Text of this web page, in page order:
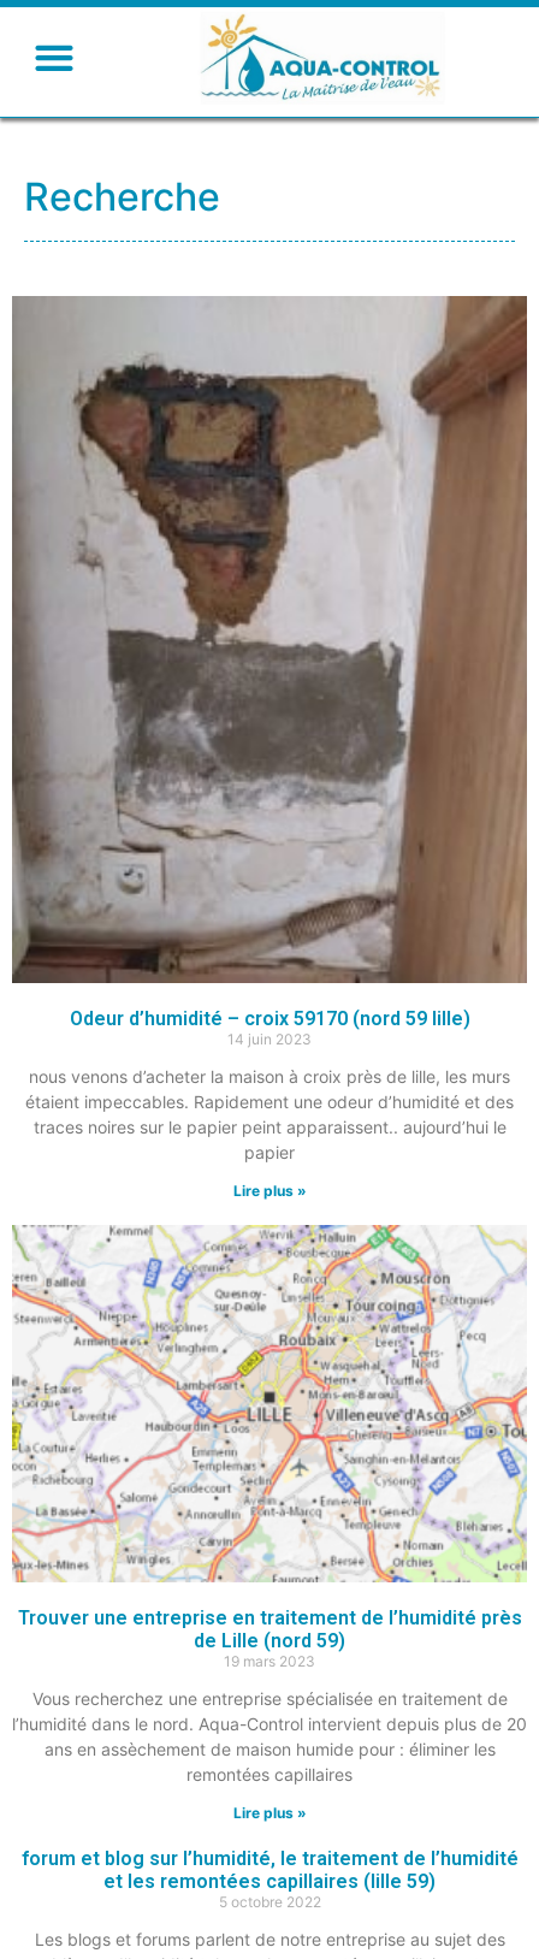
Recherche
Odeur d’humidité – croix 59170 (nord 59 lille)
14 juin 2023
nous venons d’acheter la maison à croix près de lille, les murs
étaient impeccables. Rapidement une odeur d’humidité et des
traces noires sur le papier peint apparaissent.. aujourd’hui le
papier
Lire plus »
Trouver une entreprise en traitement de l’humidité près
de Lille (nord 59)
19 mars 2023
Vous recherchez une entreprise spécialisée en traitement de
l’humidité dans le nord. Aqua-Control intervient depuis plus de 20
ans en assèchement de maison humide pour : éliminer les
remontées capillaires
Lire plus »
forum et blog sur l’humidité, le traitement de l’humidité
et les remontées capillaires (lille 59)
5 octobre 2022
Les blogs et forums parlent de notre entreprise au sujet des